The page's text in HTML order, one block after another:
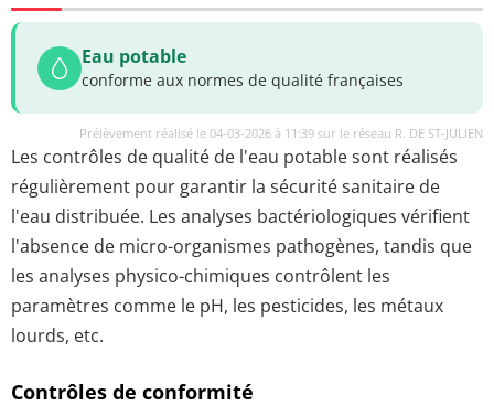
Eau potable
conforme aux normes de qualité françaises
Prélèvement réalisé le 04-03-2026 à 11:39 sur le réseau R. DE ST-JULIEN
Les contrôles de qualité de l'eau potable sont réalisés
régulièrement pour garantir la sécurité sanitaire de
l'eau distribuée. Les analyses bactériologiques vérifient
l'absence de micro-organismes pathogènes, tandis que
les analyses physico-chimiques contrôlent les
paramètres comme le pH, les pesticides, les métaux
lourds, etc.
Contrôles de conformité